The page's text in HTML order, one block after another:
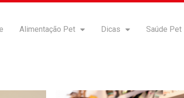
Alimentação Pet Dicas Saúde Pet